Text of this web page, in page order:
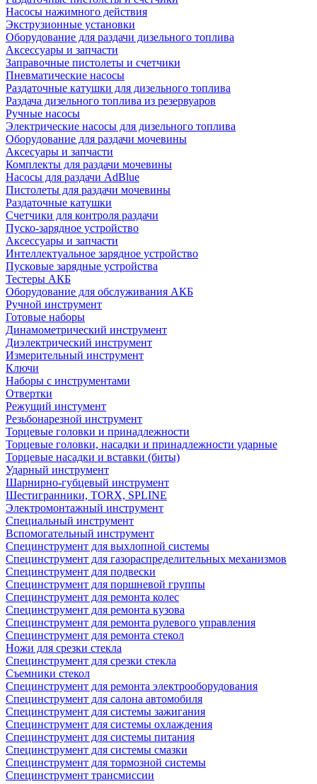
Насосы нажимного действия
Экструзионные установки
Оборудование для раздачи дизельного топлива
Аксессуары и запчасти
Заправочные пистолеты и счетчики
Пневматические насосы
Раздаточные катушки для дизельного топлива
Раздача дизельного топлива из резервуаров
Ручные насосы
Электрические насосы для дизельного топлива
Оборудование для раздачи мочевины
Аксесуары и запчасти
Комплекты для раздачи мочевины
Насосы для раздачи AdBlue
Пистолеты для раздачи мочевины
Раздаточные катушки
Счетчики для контроля раздачи
Пуско-зарядное устройство
Аксессуары и запчасти
Интеллектуальное зарядное устройство
Пусковые зарядные устройства
Тестеры АКБ
Оборудование для обслуживания АКБ
Ручной инструмент
Готовые наборы
Динамометрический инструмент
Диэлектрический инструмент
Измерительный инструмент
Ключи
Наборы с инструментами
Отвертки
Режущий инстумент
Резьбонарезной инструмент
Торцевые головки и принадлежности
Торцевые головки, насадки и принадлежности ударные
Торцевые насадки и вставки (биты)
Ударный инструмент
Шарнирно-губцевый инструмент
Шестигранники, TORX, SPLINE
Электромонтажный инструмент
Специальный инструмент
Вспомогательный инструмент
Специнструмент для выхлопной системы
Специнструмент для газораспределительных механизмов
Специнструмент для подвески
Специнструмент для поршневой группы
Специнструмент для ремонта колес
Специнструмент для ремонта кузова
Специнструмент для ремонта рулевого управления
Специнструмент для ремонта стекол
Ножи для срезки стекла
Специнструмент для срезки стекла
Съемники стекол
Специнструмент для ремонта электрооборудования
Специнструмент для салона автомобиля
Специнструмент для системы зажигания
Специнструмент для системы охлаждения
Специнструмент для системы питания
Специнструмент для системы смазки
Специнструмент для тормозной системы
Специнструмент трансмиссии